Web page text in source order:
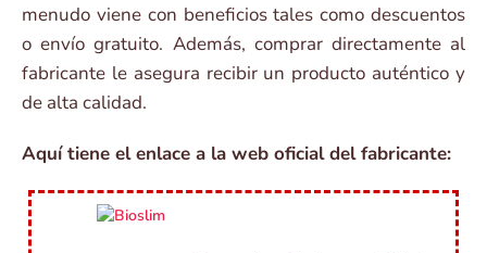
menudo viene con beneficios tales como descuentos
o envío gratuito. Además, comprar directamente al
fabricante le asegura recibir un producto auténtico y
de alta calidad.
Aquí tiene el enlace a la web oficial del fabricante: